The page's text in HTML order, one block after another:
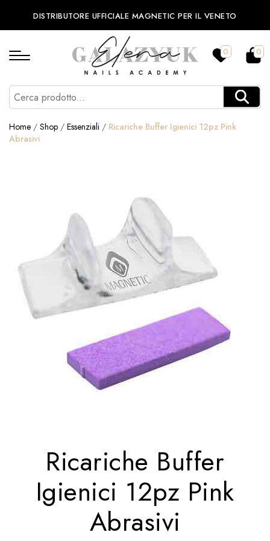
DISTRIBUTORE UFFICIALE MAGNETIC PER IL VENETO
0 0
Home / Shop / Essenziali / Ricariche Buffer Igienici 12pz Pink
Abrasivi
Ricariche Buffer
Igienici 12pz Pink
Abrasivi